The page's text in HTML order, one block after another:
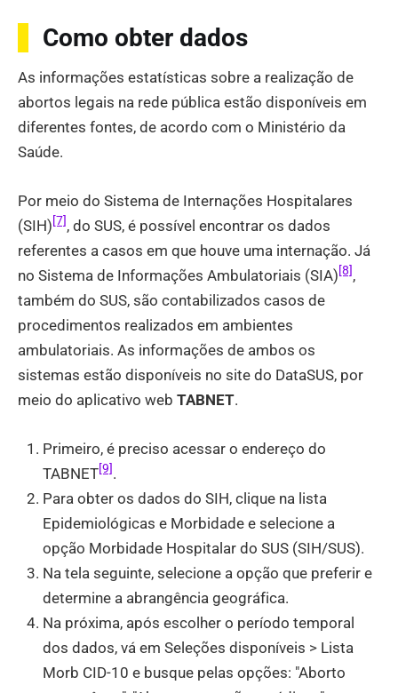
Como obter dados
As informações estatísticas sobre a realização de
abortos legais na rede pública estão disponíveis em
diferentes fontes, de acordo com o Ministério da
Saúde.
Por meio do Sistema de Internações Hospitalares
(SIH)[7], do SUS, é possível encontrar os dados
referentes a casos em que houve uma internação. Já
no Sistema de Informações Ambulatoriais (SIA)[8],
também do SUS, são contabilizados casos de
procedimentos realizados em ambientes
ambulatoriais. As informações de ambos os
sistemas estão disponíveis no site do DataSUS, por
meio do aplicativo web TABNET.
Primeiro, é preciso acessar o endereço do
TABNET [9] .
Para obter os dados do SIH, clique na lista
Epidemiológicas e Morbidade e selecione a
opção Morbidade Hospitalar do SUS (SIH/SUS).
Na tela seguinte, selecione a opção que preferir e
determine a abrangência geográfica.
Na próxima, após escolher o período temporal
dos dados, vá em Seleções disponíveis > Lista
Morb CID-10 e busque pelas opções: "Aborto